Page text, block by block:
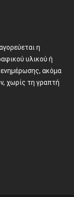
η
υλικού ή
ενημέρωσης, ακόμα
χωρίς τη γραπτή